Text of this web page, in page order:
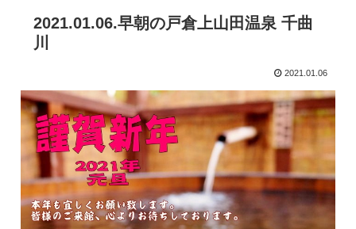
2021.01.06.早朝の戸倉上山田温泉 千曲
川
2021.01.06